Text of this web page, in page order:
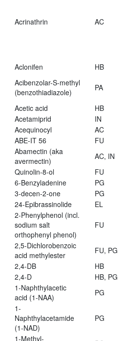
Acrinathrin AC
Aclonifen HB
Acibenzolar-S-methyl
(benzothiadiazole)
PA
Acetic acid
HB
Acetamiprid
IN
Acequinocyl
AC
ABE-IT 56
FU
Abamectin (aka
avermectin)
AC, IN
Quinolin-8-ol
FU
6-Benzyladenine
PG
3-decen-2-one
PG
24-Epibrassinolide
EL
2-Phenylphenol (incl.
sodium salt
orthophenyl phenol)
FU
2,5-Dichlorobenzoic
acid methylester
FU, PG
2,4-DB
HB
2,4-D
HB, PG
1-Naphthylacetic
acid (1-NAA)
PG
1-
Naphthylacetamide
(1-NAD)
PG
1-Methyl-